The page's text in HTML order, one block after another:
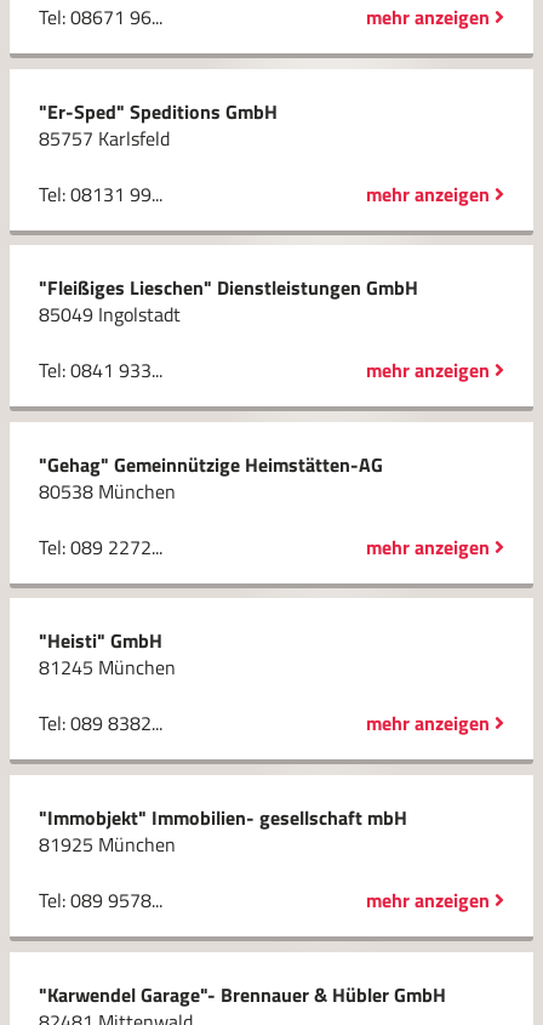
Tel: 08671 96...
mehr anzeigen
"Er-Sped" Speditions GmbH
85757 Karlsfeld
Tel: 08131 99...
mehr anzeigen
"Fleißiges Lieschen" Dienstleistungen GmbH
85049 Ingolstadt
Tel: 0841 933...
mehr anzeigen
"Gehag" Gemeinnützige Heimstätten-AG
80538 München
Tel: 089 2272...
mehr anzeigen
"Heisti" GmbH
81245 München
Tel: 089 8382...
mehr anzeigen
"Immobjekt" Immobilien- gesellschaft mbH
81925 München
Tel: 089 9578...
mehr anzeigen
"Karwendel Garage"- Brennauer & Hübler GmbH